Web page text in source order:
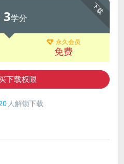
下载
3学分
永久会员
免费
下载权限
人解锁下载